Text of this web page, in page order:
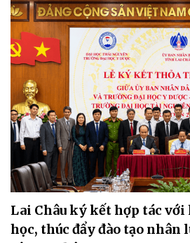
Lai Châu ký kết hợp tác
học, thúc đẩy đào tạo nhân